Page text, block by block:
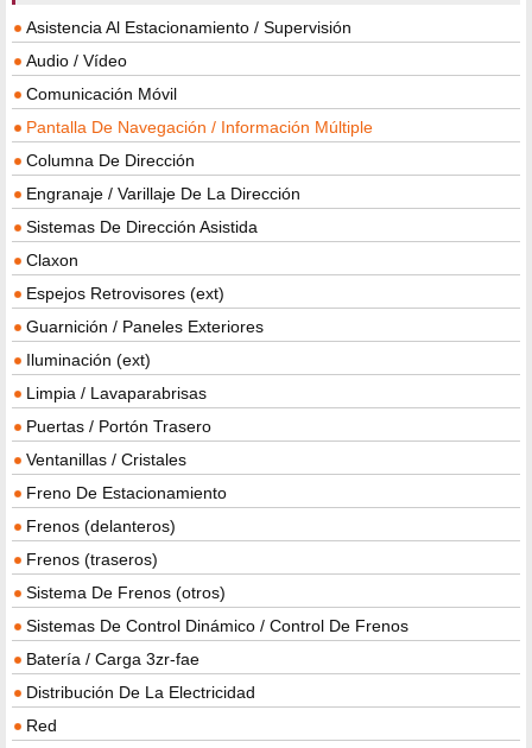
Asistencia Al Estacionamiento / Supervisión
Audio / Vídeo
Comunicación Móvil
Pantalla De Navegación / Información Múltiple
Columna De Dirección
Engranaje / Varillaje De La Dirección
Sistemas De Dirección Asistida
Claxon
Espejos Retrovisores (ext)
Guarnición / Paneles Exteriores
Iluminación (ext)
Limpia / Lavaparabrisas
Puertas / Portón Trasero
Ventanillas / Cristales
Freno De Estacionamiento
Frenos (delanteros)
Frenos (traseros)
Sistema De Frenos (otros)
Sistemas De Control Dinámico / Control De Frenos
Batería / Carga 3zr-fae
Distribución De La Electricidad
Red